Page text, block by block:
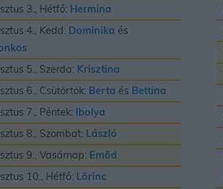
3., Hétfő: Hermina
4., Kedd: Dominika és
5., Szerda: Krisztina
6., Csütörtök: Berta és Bettina
7., Péntek: Ibolya
8., Szombat: László
9., Vasárnap: Emõd
10., Hétfő: Lõrinc